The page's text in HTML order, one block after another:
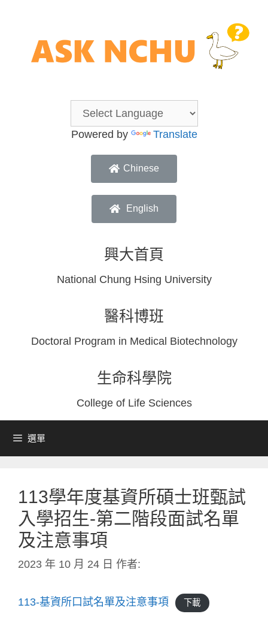
Powered by Translate
Chinese
English
興大首頁
National Chung Hsing University
醫科博班
Doctoral Program in Medical Biotechnology
生命科學院
College of Life Sciences
選單
113學年度基資所碩士班甄試
入學招生-第二階段面試名單
及注意事項
2023 年 10 月 24 日 作者:
113-基資所口試名單及注意事項 下載